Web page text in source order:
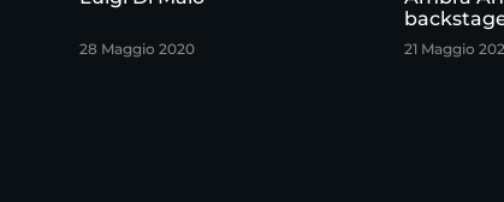
28 Maggio 2020 21 Maggio